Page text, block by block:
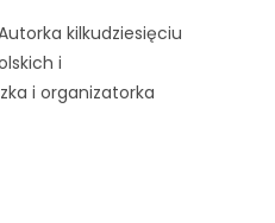
kilkudziesięciu
i
i organizatorka